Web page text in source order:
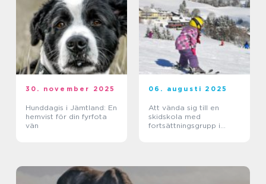
30. november 2025
Hunddagis i Jämtland: En
hemvist för din fyrfota
vän
06. augusti 2025
Att vända sig till en
skidskola med
fortsättningsgrupp i